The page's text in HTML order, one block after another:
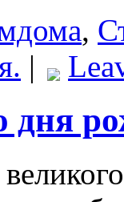
,
|
дня